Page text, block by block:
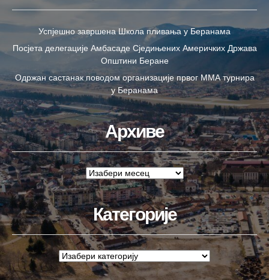
Успјешно завршена Школа пливања у Беранама
Посјета делегације Амбасаде Сједињених Америчких Држава
Општини Беране
Одржан састанак поводом организације првог ММА турнира
у Беранама
Архиве
Категорије